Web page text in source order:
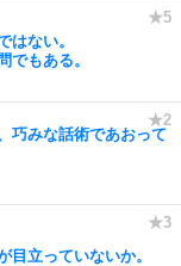
はない。
でもある。
巧みな話術であおって
目立っていないか。